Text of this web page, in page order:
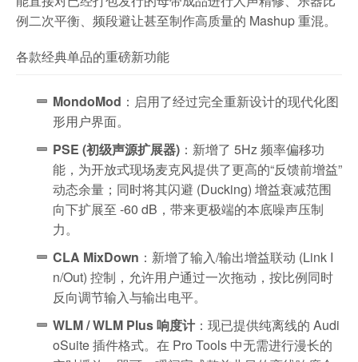
例二次平衡、频段避让甚至制作高质量的 Mashup 重混。
各款经典单品的重磅新功能
MondoMod ：启用了经过完全重新设计的现代化图
形用户界面。
PSE (初级声源扩展器) ：新增了 5Hz 频率偏移功
能，为开放式现场麦克风提供了更高的“反馈前增益”
动态余量；同时将其闪避 (Ducking) 增益衰减范围
向下扩展至 -60 dB，带来更极端的本底噪声压制
力。
CLA MixDown ：新增了输入/输出增益联动 (Link I
n/Out) 控制，允许用户通过一次拖动，按比例同时
反向调节输入与输出电平。
WLM / WLM Plus 响度计：现已提供纯离线的 Audi
oSuite 插件格式。在 Pro Tools 中无需进行漫长的